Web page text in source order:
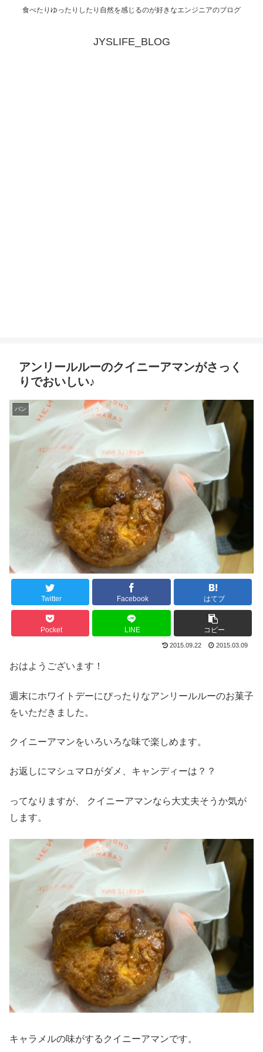
食べたりゆったりしたり自然を感じるのが好きなエンジニアのブログ
JYSLIFE_BLOG
アンリールルーのクイニーアマンがさっく
りでおいしい♪
パン
Twitter Facebook はてブ
Pocket LINE コピー
2015.09.22 2015.03.09
おはようございます！
週末にホワイトデーにぴったりなアンリールルーのお菓子
をいただきました。
クイニーアマンをいろいろな味で楽しめます。
お返しにマシュマロがダメ、キャンディーは？？
ってなりますが、 クイニーアマンなら大丈夫そうか気が
します。
キャラメルの味がするクイニーアマンです。